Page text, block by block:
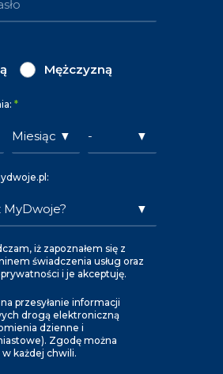
Mężczyzną
*
iż zapoznałem się z
świadczenia usług oraz
i je akceptuję.
przesyłanie informacji
drogą elektroniczną
dzienne i
Zgodę można
każdej chwili.